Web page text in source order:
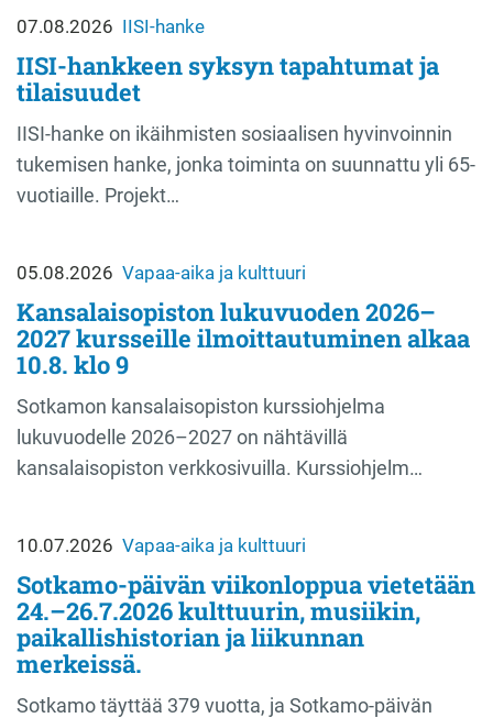
07.08.2026 IISI-hanke
IISI-hankkeen syksyn tapahtumat ja
tilaisuudet
IISI-hanke on ikäihmisten sosiaalisen hyvinvoinnin
tukemisen hanke, jonka toiminta on suunnattu yli 65-
vuotiaille. Projekt…
05.08.2026 Vapaa-aika ja kulttuuri
Kansalaisopiston lukuvuoden 2026–
2027 kursseille ilmoittautuminen alkaa
10.8. klo 9
Sotkamon kansalaisopiston kurssiohjelma
lukuvuodelle 2026–2027 on nähtävillä
kansalaisopiston verkkosivuilla. Kurssiohjelm…
10.07.2026 Vapaa-aika ja kulttuuri
Sotkamo-päivän viikonloppua vietetään
24.–26.7.2026 kulttuurin, musiikin,
paikallishistorian ja liikunnan
merkeissä.
Sotkamo täyttää 379 vuotta, ja Sotkamo-päivän